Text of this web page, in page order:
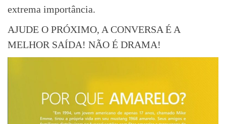
extrema importância.
AJUDE O PRÓXIMO, A CONVERSA É A
MELHOR SAÍDA! NÃO É DRAMA!